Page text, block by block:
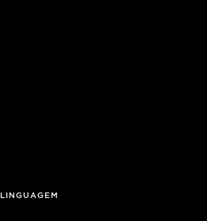
LINGUAGEM